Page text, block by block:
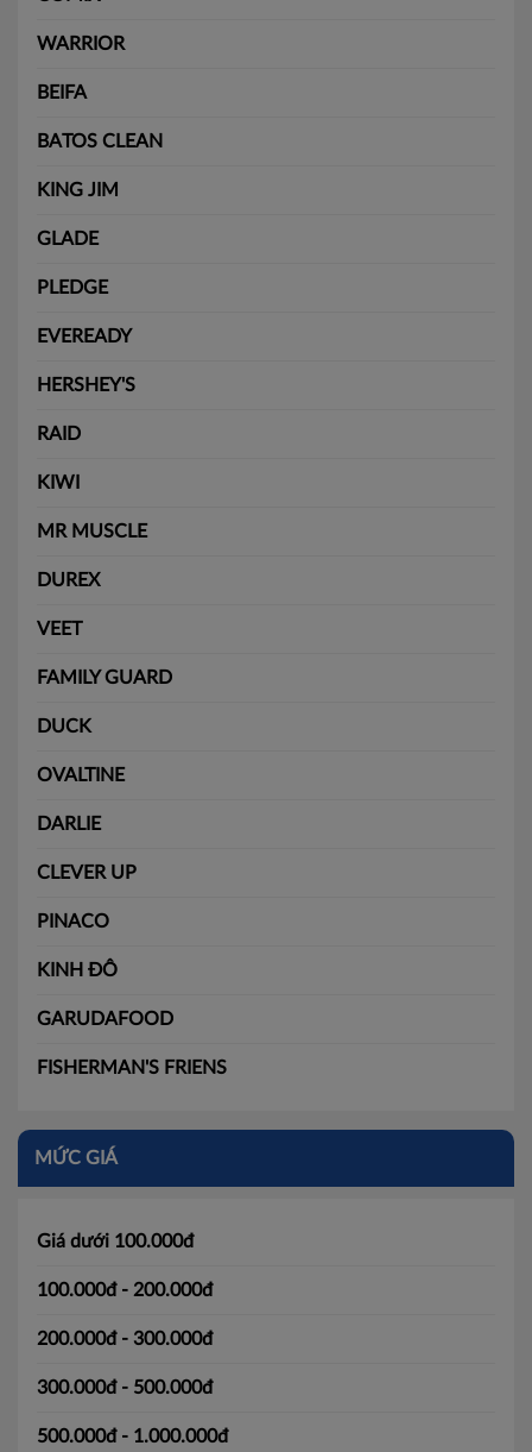
WARRIOR
BEIFA
BATOS CLEAN
KING JIM
GLADE
PLEDGE
EVEREADY
HERSHEY'S
RAID
KIWI
MR MUSCLE
DUREX
VEET
FAMILY GUARD
DUCK
OVALTINE
DARLIE
CLEVER UP
PINACO
KINH ĐÔ
GARUDAFOOD
FISHERMAN'S FRIENS
MỨC GIÁ
Giá dưới 100.000đ
100.000đ - 200.000đ
200.000đ - 300.000đ
300.000đ - 500.000đ
500.000đ - 1.000.000đ